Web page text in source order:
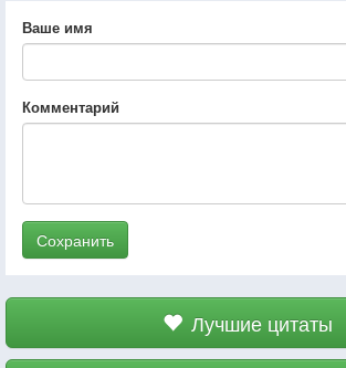
Ваше имя
Комментарий
Сохранить
Лучшие цитаты